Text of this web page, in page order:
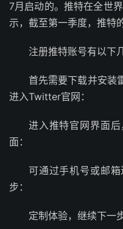
7月启动的。推特在全世
示，截至第一季度，推特
注册推特账号有以下
首先需要下载并安装
进入Twitter官网：
进入推特官网界面
面：
可通过手机号或邮
步：
定制体验，继续下一